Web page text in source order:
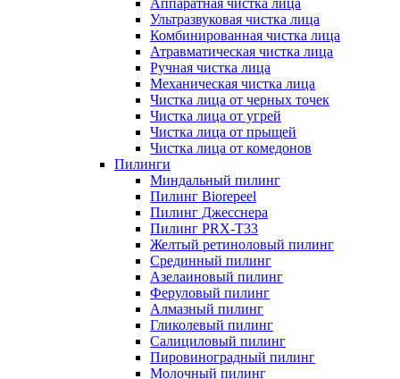
Аппаратная чистка лица
Ультразвуковая чистка лица
Комбинированная чистка лица
Атравматическая чистка лица
Ручная чистка лица
Механическая чистка лица
Чистка лица от черных точек
Чистка лица от угрей
Чистка лица от прыщей
Чистка лица от комедонов
Пилинги
Миндальный пилинг
Пилинг Biorepeel
Пилинг Джесснера
Пилинг PRX-T33
Желтый ретиноловый пилинг
Срединный пилинг
Азелаиновый пилинг
Феруловый пилинг
Алмазный пилинг
Гликолевый пилинг
Салициловый пилинг
Пировиноградный пилинг
Молочный пилинг